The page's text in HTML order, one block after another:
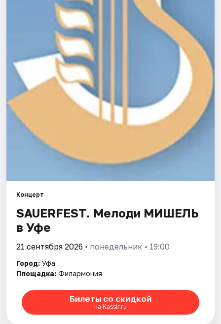
Рейтинги
Концерт
SAUERFEST. Мелоди МИШЕЛЬ
в Уфе
21 сентября 2026 • понедельник • 19:00
Город: Уфа
Площадка: Филармония
Билеты со скидкой
на Kassir.ru